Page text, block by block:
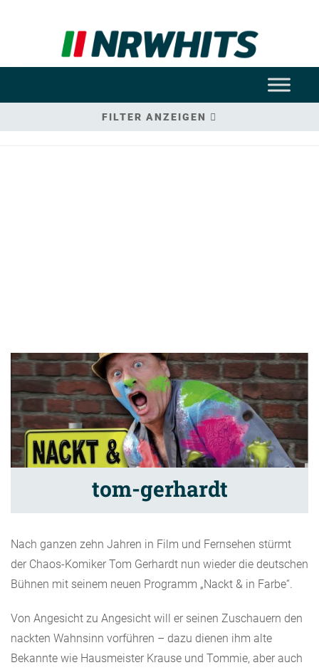
FILTER ANZEIGEN
tom-gerhardt
Nach ganzen zehn Jahren in Film und Fernsehen stürmt
der Chaos-Komiker Tom Gerhardt nun wieder die deutschen
Bühnen mit seinem neuen Programm „Nackt & in Farbe“.
Von Angesicht zu Angesicht will er seinen Zuschauern den
nackten Wahnsinn vorführen – dazu dienen ihm alte
Bekannte wie Hausmeister Krause und Tommie, aber auch